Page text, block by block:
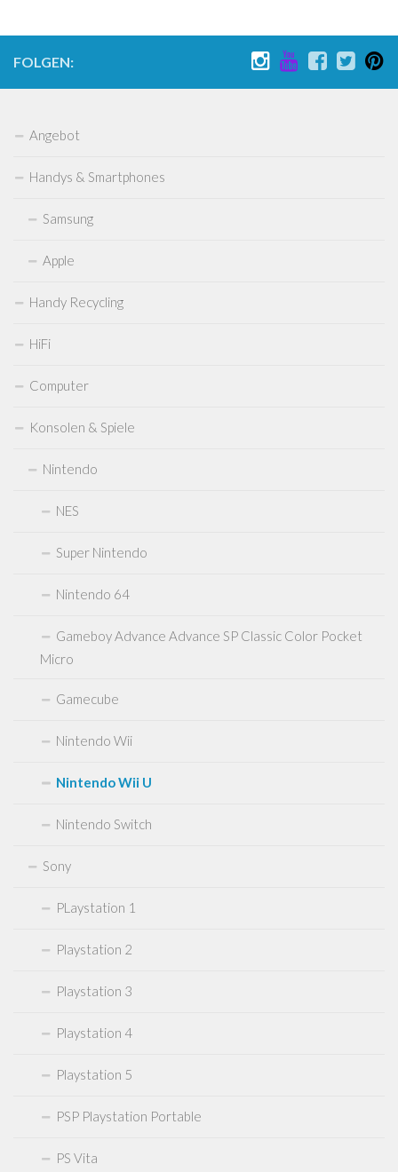
Sega 32X
Neo Geo
Sealed Games
Kontakt
FOLGEN:
Angebot
Handys & Smartphones
Samsung
Apple
Handy Recycling
HiFi
Computer
Konsolen & Spiele
Nintendo
NES
Super Nintendo
Nintendo 64
Gameboy Advance Advance SP Classic Color Pocket
Micro
Gamecube
Nintendo Wii
Nintendo Wii U
Nintendo Switch
Sony
PLaystation 1
Playstation 2
Playstation 3
Playstation 4
Playstation 5
PSP Playstation Portable
PS Vita